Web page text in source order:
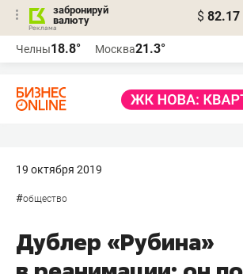
забронируй
валюту
$ 82.17
Челны18.8° Москва21.3°
19 октября 2019
#общество
Дублер «Рубина»